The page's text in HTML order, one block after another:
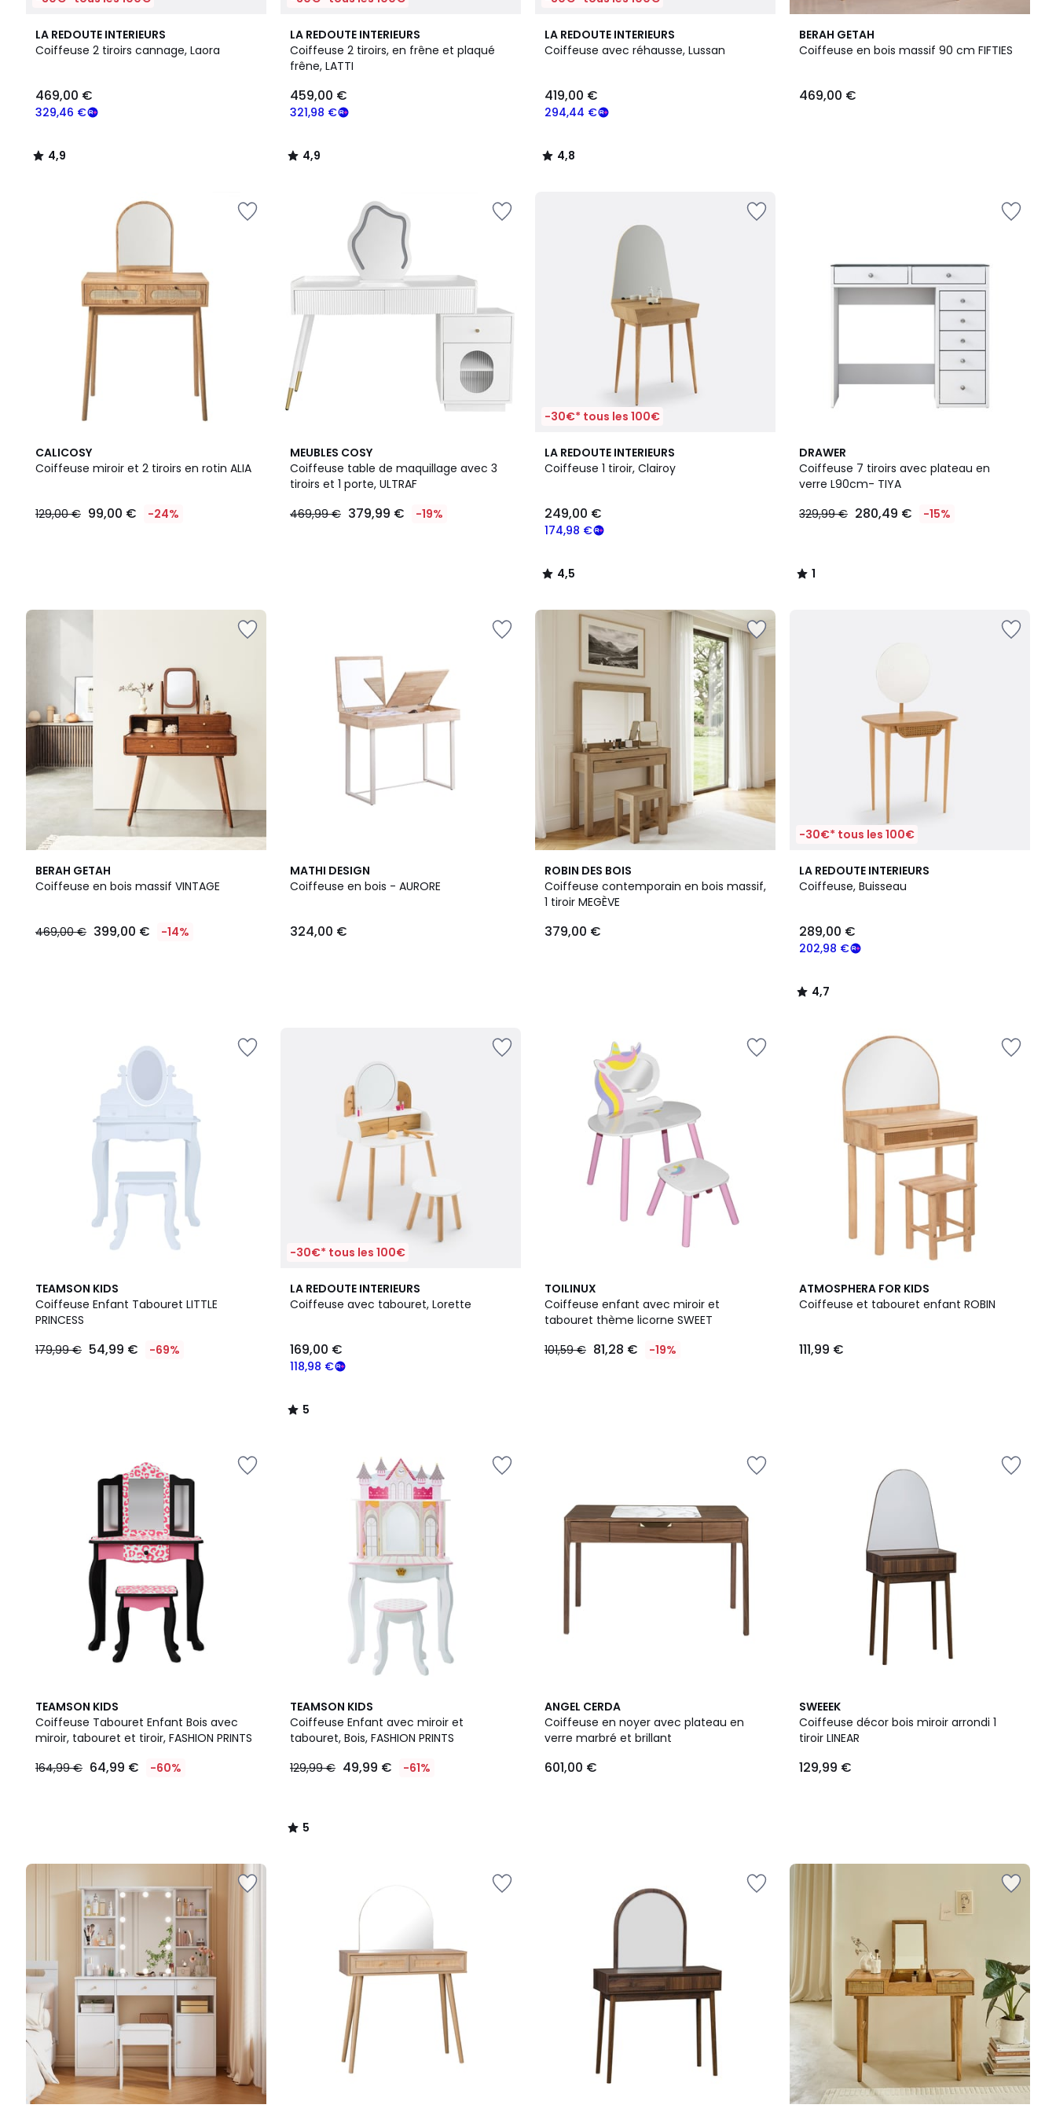
LA REDOUTE INTERIEURS
Coiffeuse 2 tiroirs cannage, Laora
€
souscrivez
programme
329,46 €
469,00 €
4,9
/ 5
4,9
/
LA REDOUTE INTERIEURS
Coiffeuse 2 tiroirs, en frêne et plaqué
frêne, LATTI
321,98 €
459,00 €
4,9
/ 5
4,9
/
LA REDOUTE INTERIEURS
Coiffeuse avec réhausse, Lussan
294,44 €
419,00 €
4,8
/ 5
4,8
/
BERAH GETAH
Coiffeuse en bois massif 90 cm FIFTIES
469,00 €
CALICOSY
Coiffeuse miroir et 2 tiroirs en rotin ALIA
129,00 € 99,00 € -24%
MEUBLES COSY
Coiffeuse table de maquillage avec 3
tiroirs et 1 porte, ULTRAF
469,99 € 379,99 € -19%
-30€* tous les 100€
LA REDOUTE INTERIEURS
Coiffeuse 1 tiroir, Clairoy
174,98 €
249,00 €
4,5
/ 5
4,5
/
DRAWER
Coiffeuse 7 tiroirs avec plateau en
verre L90cm- TIYA
329,99 € 280,49 € -15%
1
/
5
1
/
BERAH GETAH
Coiffeuse en bois massif VINTAGE
469,00 € 399,00 € -14%
MATHI DESIGN
Coiffeuse en bois - AURORE
324,00 €
ROBIN DES BOIS
Coiffeuse contemporain en bois massif,
1 tiroir MEGÈVE
379,00 €
-30€* tous les 100€
LA REDOUTE INTERIEURS
Coiffeuse, Buisseau
202,98 €
289,00 €
4,7
/ 5
4,7
/
TEAMSON KIDS
Coiffeuse Enfant Tabouret LITTLE
PRINCESS
179,99 € 54,99 € -69%
-30€* tous les 100€
LA REDOUTE INTERIEURS
Coiffeuse avec tabouret, Lorette
118,98 €
169,00 €
5
/
5
/
TOILINUX
Coiffeuse enfant avec miroir et
tabouret thème licorne SWEET
101,59 € 81,28 € -19%
ATMOSPHERA FOR KIDS
Coiffeuse et tabouret enfant ROBIN
111,99 €
TEAMSON KIDS
Coiffeuse Tabouret Enfant Bois avec
miroir, tabouret et tiroir, FASHION PRINTS
164,99 € 64,99 € -60%
TEAMSON KIDS
Coiffeuse Enfant avec miroir et
tabouret, Bois, FASHION PRINTS
129,99 € 49,99 € -61%
5
/
5
5
/
ANGEL CERDA
Coiffeuse en noyer avec plateau en
verre marbré et brillant
601,00 €
SWEEEK
Coiffeuse décor bois miroir arrondi 1
tiroir LINEAR
129,99 €